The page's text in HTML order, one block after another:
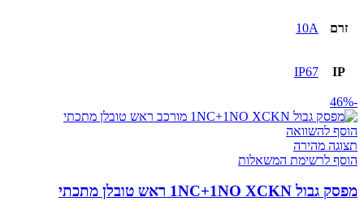
זרם 10A
IP
IP67
-46%
הוסף להשוואה
תצוגה מהירה
הוסף לרשימת המשאלות
מפסק גבול 1NC+1NO XCKN ראש טובלן מתכתי